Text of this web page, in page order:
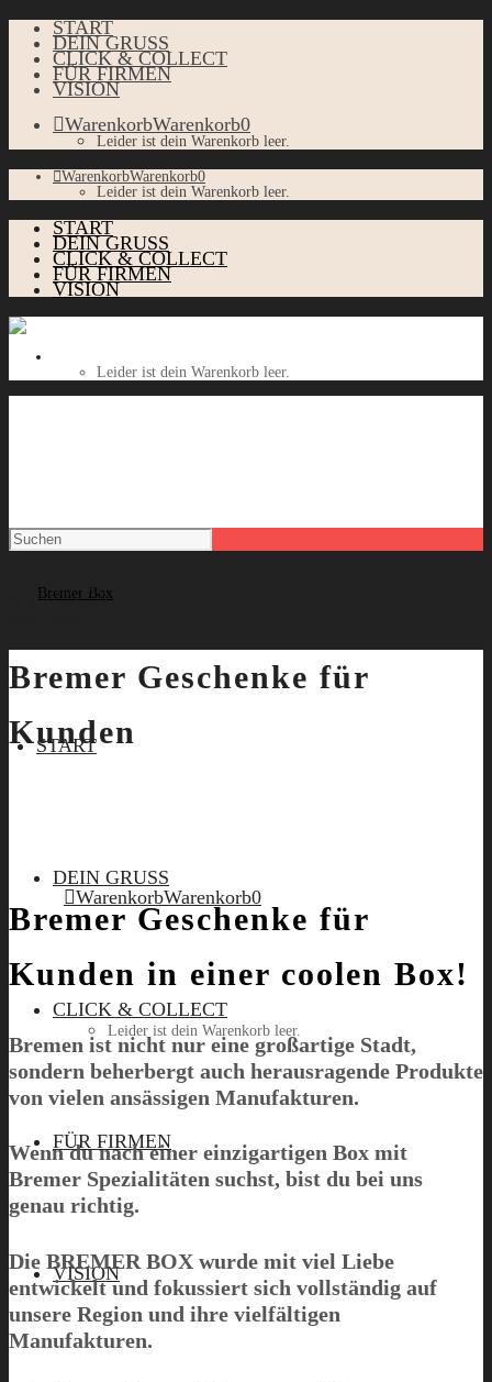
START
DEIN GRUSS
CLICK & COLLECT
FÜR FIRMEN
VISION
WarenkorbWarenkorb0
Leider ist dein Warenkorb leer.
WarenkorbWarenkorb0
Leider ist dein Warenkorb leer.
START
DEIN GRUSS
CLICK & COLLECT
FÜR FIRMEN
VISION
Leider ist dein Warenkorb leer.
START
DEIN GRUSS
CLICK & COLLECT
FÜR FIRMEN
VISION
WarenkorbWarenkorb0
Leider ist dein Warenkorb leer.
AB GEHT DIE
BOX Geschenkkörbe
Bremer Geschenke für
Kunden
Bremer Geschenke für
Kunden in einer coolen Box!
Bremen ist nicht nur eine großartige Stadt,
sondern beherbergt auch herausragende Produkte
von vielen ansässigen Manufakturen.
Wenn du nach einer einzigartigen Box mit
Bremer Spezialitäten suchst, bist du bei uns
genau richtig.
Die BREMER BOX wurde mit viel Liebe
entwickelt und fokussiert sich vollständig auf
unsere Region und ihre vielfältigen
Manufakturen.